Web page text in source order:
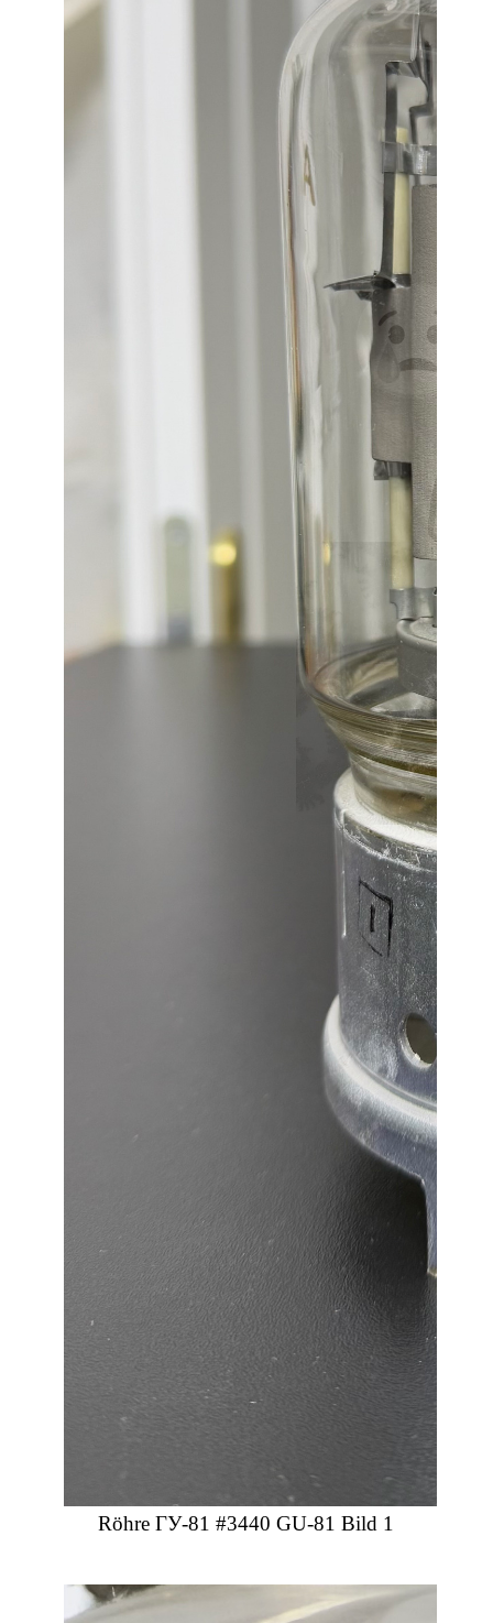
Röhre ГУ-81 #3440 GU-81 Bild 1